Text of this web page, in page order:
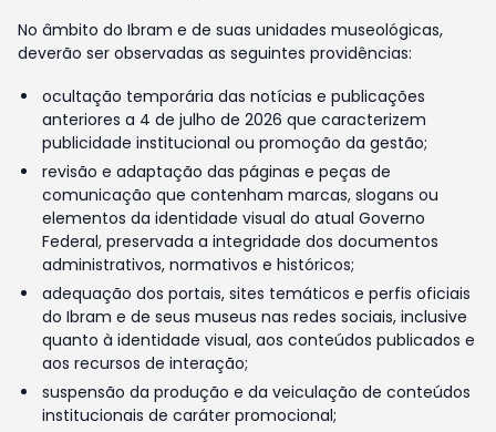
No âmbito do Ibram e de suas unidades museológicas,
deverão ser observadas as seguintes providências:
ocultação temporária das notícias e publicações
anteriores a 4 de julho de 2026 que caracterizem
publicidade institucional ou promoção da gestão;
revisão e adaptação das páginas e peças de
comunicação que contenham marcas, slogans ou
elementos da identidade visual do atual Governo
Federal, preservada a integridade dos documentos
administrativos, normativos e históricos;
adequação dos portais, sites temáticos e perfis oficiais
do Ibram e de seus museus nas redes sociais, inclusive
quanto à identidade visual, aos conteúdos publicados e
aos recursos de interação;
suspensão da produção e da veiculação de conteúdos
institucionais de caráter promocional;